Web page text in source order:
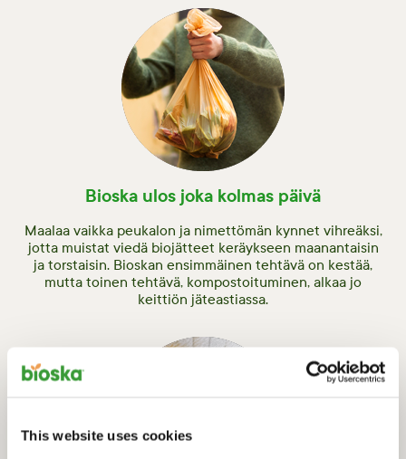
This website uses cookies
Bioska ulos joka kolmas päivä
Maalaa vaikka peukalon ja nimettömän kynnet vihreäksi,
jotta muistat viedä biojätteet keräykseen maanantaisin
ja torstaisin. Bioskan ensimmäinen tehtävä on kestää,
mutta toinen tehtävä, kompostoituminen, alkaa jo
keittiön jäteastiassa.